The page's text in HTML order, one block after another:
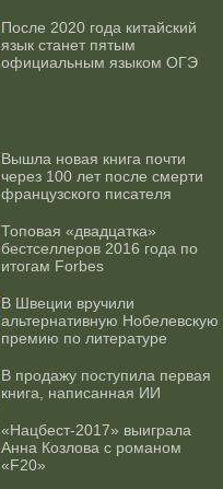
После 2020 года китайский
язык станет пятым
официальным языком ОГЭ
Вышла новая книга почти
через 100 лет после смерти
французского писателя
Топовая «двадцатка»
бестселлеров 2016 года по
итогам Forbes
В Швеции вручили
альтернативную Нобелевскую
премию по литературе
В продажу поступила первая
книга, написанная ИИ
«Нацбест-2017» выиграла
Анна Козлова с романом
«F20»